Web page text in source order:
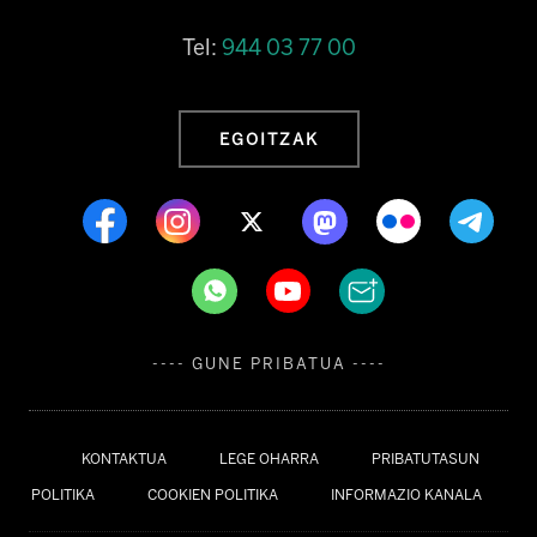
KONTAKTUA LEGE OHARRA PRIBATUTASUN
POLITIKA COOKIEN POLITIKA INFORMAZIO KANALA
Tel: 944 03 77 00
EGOITZAK
---- GUNE PRIBATUA ----